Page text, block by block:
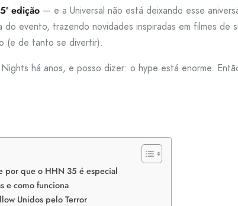
edição — e a Universal não está deixando esse
evento, trazendo novidades inspiradas em filmes
(e de tanto se divertir).
há anos, e posso dizer: o hype está enorme.
por que o HHN 35 é especial
e como funciona
Unidos pelo Terror